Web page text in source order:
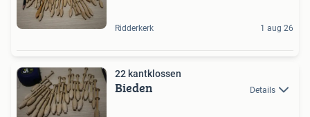
Ridderkerk 1 aug 26
22 kantklossen
Bieden Details